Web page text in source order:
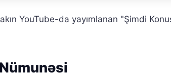
YouTube-da yayımlanan "Şimdi